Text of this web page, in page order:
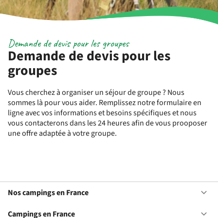
Demande de devis pour les
groupes
Demande de devis pour les groupes
Vous cherchez à organiser un séjour de groupe ? Nous
sommes là pour vous aider. Remplissez notre formulaire en
ligne avec vos informations et besoins spécifiques et nous
vous contacterons dans les 24 heures afin de vous prooposer
une offre adaptée à votre groupe.
Nos campings en France
Campings en France